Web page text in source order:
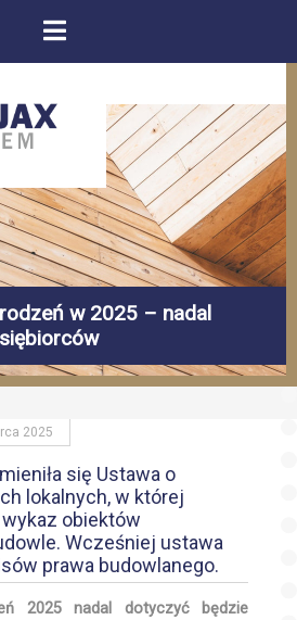
w 2025 – nadal
2025
się Ustawa o
lokalnych, w której
obiektów
Wcześniej ustawa
prawa budowlanego.
2025 nadal dotyczyć będzie